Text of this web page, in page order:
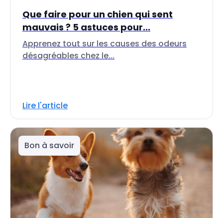
Que faire pour un chien qui sent
mauvais ? 5 astuces pour...
Apprenez tout sur les causes des odeurs
désagréables chez le...
Lire l'article
Bon à savoir